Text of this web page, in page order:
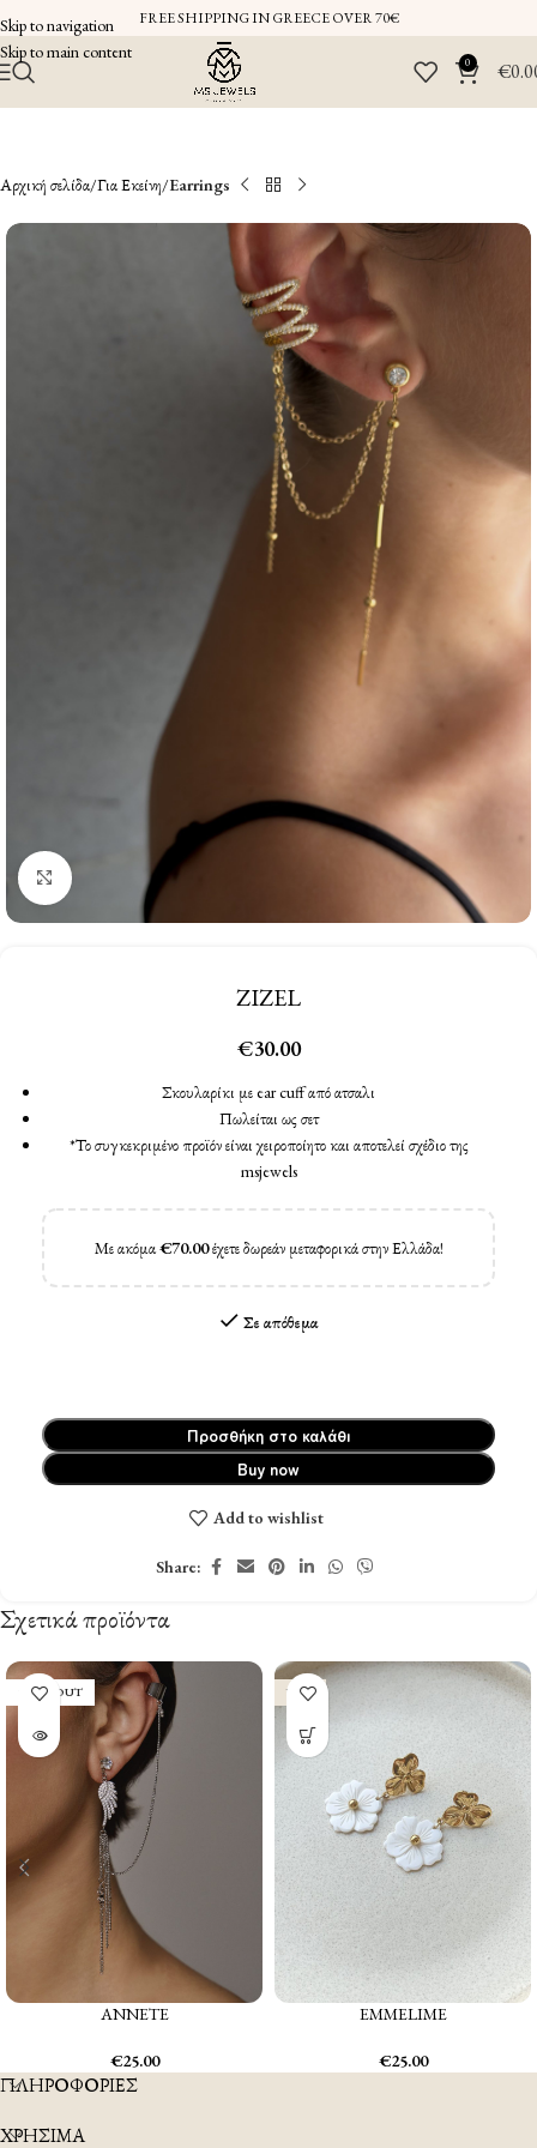
Skip to navigation
Skip to main content
FREE SHIPPING IN GREECE OVER 70€
0 €
Αρχική σελίδα Για Εκείνη Earrings
Click to enlarge
ZIZEL
€30.00
Σκουλαρίκι με ear cuff από ατσαλι
Πωλείται ως σετ
*Το συγκεκριμένο προϊόν είναι χειροποίητο και αποτελεί σχέδιο της
msjewels
Με ακόμα€70.00έχετε δωρεάν μεταφορικά στην Ελλάδα!
Σε απόθεμα
Προσθήκη στο καλάθι
Buy now
Add to wishlist
Share:
Σχετικά προϊόντα
SOLD OUT
ANNETE
€25.00
NEW
EMMELIME
€25.00
ΠΛΗΡΟΦΟΡΙΕΣ
ΧΡΗΣΙΜΑ